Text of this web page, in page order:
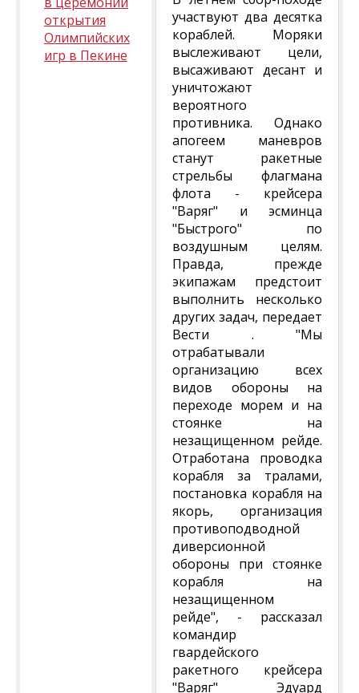
открытия
Олимпийских
игр в Пекине
участвуют два десятка
кораблей. Моряки
выслеживают цели,
высаживают десант и
уничтожают
вероятного
противника. Однако
апогеем маневров
станут ракетные
стрельбы флагмана
флота - крейсера
"Варяг" и эсминца
"Быстрого" по
воздушным целям.
Правда, прежде
экипажам предстоит
выполнить несколько
других задач, передает
Вести . "Мы
отрабатывали
организацию всех
видов обороны на
переходе морем и на
стоянке на
незащищенном рейде.
Отработана проводка
корабля за тралами,
постановка корабля на
якорь, организация
противоподводной
диверсионной
обороны при стоянке
корабля на
незащищенном
рейде", - рассказал
командир
гвардейского
ракетного крейсера
"Варяг" Эдуард